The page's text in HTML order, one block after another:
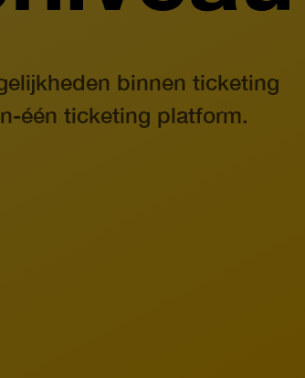
binnen ticketing
één ticketing platform.